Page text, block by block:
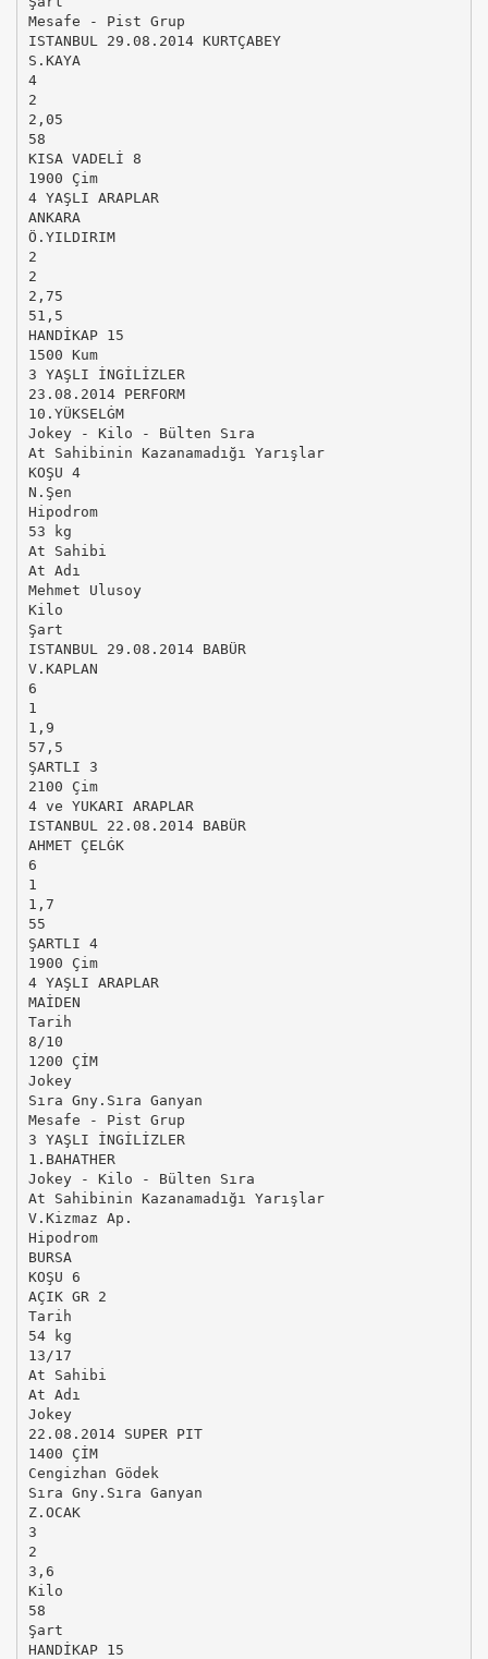
Mesafe - Pist Grup
ISTANBUL 29.08.2014 KURTÇABEY
S.KAYA
4
2
2,05
58
KISA VADELİ 8
1900 Çim
4 YAŞLI ARAPLAR
ANKARA
Ö.YILDIRIM
2
2
2,75
51,5
HANDİKAP 15
1500 Kum
3 YAŞLI İNGİLİZLER
23.08.2014 PERFORM
10.YÜKSELĠM
Jokey - Kilo - Bülten Sıra
At Sahibinin Kazanamadığı Yarışlar
KOŞU 4
N.Şen
Hipodrom
53 kg
At Sahibi
At Adı
Mehmet Ulusoy
Kilo
Şart
ISTANBUL 29.08.2014 BABÜR
V.KAPLAN
6
1
1,9
57,5
ŞARTLI 3
2100 Çim
4 ve YUKARI ARAPLAR
ISTANBUL 22.08.2014 BABÜR
AHMET ÇELĠK
6
1
1,7
55
ŞARTLI 4
1900 Çim
4 YAŞLI ARAPLAR
MAİDEN
Tarih
8/10
1200 ÇİM
Jokey
Sıra Gny.Sıra Ganyan
Mesafe - Pist Grup
3 YAŞLI İNGİLİZLER
1.BAHATHER
Jokey - Kilo - Bülten Sıra
At Sahibinin Kazanamadığı Yarışlar
V.Kizmaz Ap.
Hipodrom
BURSA
KOŞU 6
AÇIK GR 2
Tarih
54 kg
13/17
At Sahibi
At Adı
Jokey
22.08.2014 SUPER PIT
1400 ÇİM
Cengizhan Gödek
Sıra Gny.Sıra Ganyan
Z.OCAK
3
2
3,6
Kilo
58
Şart
HANDİKAP 15